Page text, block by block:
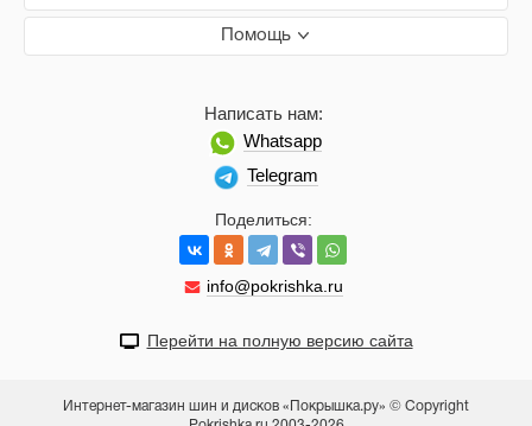
Помощь
Поделиться:
info@pokrishka.ru
Написать нам:
Whatsapp
Telegram
Перейти на полную версию сайта
Интернет-магазин шин и дисков «Покрышка.ру» © Copyright